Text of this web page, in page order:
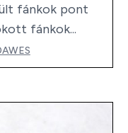
fánkok pont
fánkok...